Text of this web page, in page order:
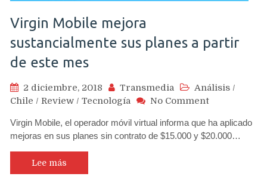
Virgin Mobile mejora
sustancialmente sus planes a partir
de este mes
2 diciembre, 2018 Transmedia Análisis /
Chile / Review / Tecnología No Commenton
Mobile
mejora
Virgin Mobile, el operador móvil virtual informa que ha aplicado
mejoras en sus planes sin contrato de $15.000 y $20.000…
Lee más